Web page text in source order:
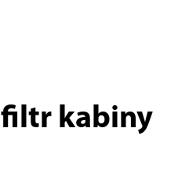
filtr kabiny